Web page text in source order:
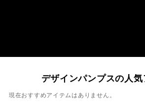
デザインパンプスの人
現在おすすめアイテムはありません。